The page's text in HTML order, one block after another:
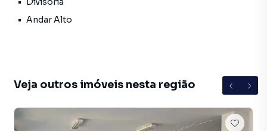
Andar Alto
Veja outros imóveis nesta região